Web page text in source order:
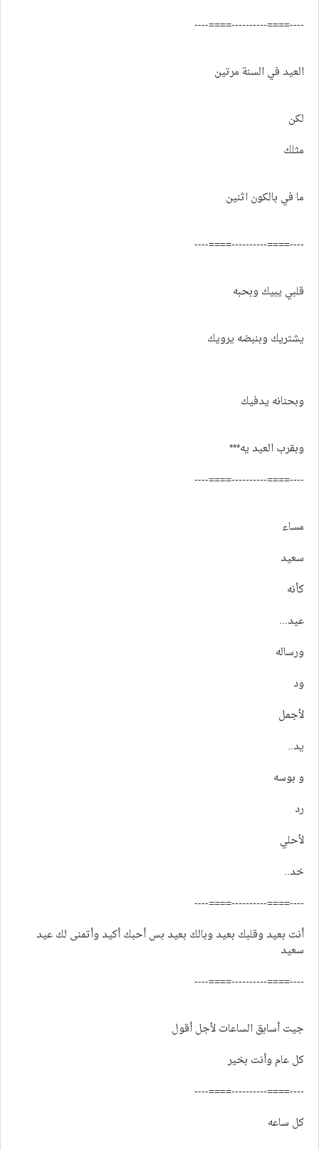
----====----------====----
العيد في السنة مرتين
لكن
مثلك
ما في بالكون اثنين
----====----------====----
قلبي يبيك وبحبه
يشتريك وبنبضه يرويك
وبحنانه يدفيك
وبقرب العيد يه***
----====----------====----
مساء
سعيد
كأنه
عيد...
ورساله
ود
لأجمل
يد..
و بوسه
رد
لأحلي
خد..
----====----------====----
أنت بعيد وقلبك بعيد وبالك بعيد بس أحبك أكيد وأتمنى لك عيد
سعيد
----====----------====----
جيت أسابق الساعات لأجل أقول
كل عام وأنت بخير
----====----------====----
كل ساعه